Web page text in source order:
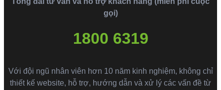
gọi)
1800 6319
Với đội ngũ nhân viên hơn 10 năm kinh nghiệm, không chỉ
thiết kế website, hỗ trợ, hướng dẫn và xử lý các vấn đề từ